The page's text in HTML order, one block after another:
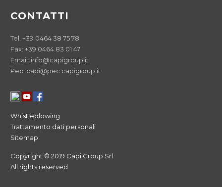
CONTATTI
Tel. +39 0464 38 75 78
Fax: +39 0464 83 01 47
Email: info@capigroup.it
Pec: capi@pec.capigroup.it
Whistleblowing
Trattamento dati personali
Sitemap
Copyright © 2019 Capi Group Srl
All rights reserved